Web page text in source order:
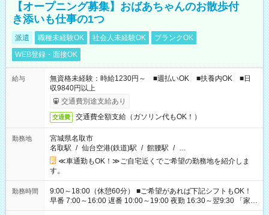
【オープニング募集】おばあちゃんのお散歩付
き添いも仕事の1つ
派遣 職種未経験OK 社会人未経験OK
ブランクOK
WEB登録・面接OK
給与
無資格未経験：時給1230円～ ■週払いOK ■扶養内OK ■日
収9840円以上
交通費別途支給あり
交通費 交通費全額支給（ガソリン代もOK！）
勤務地
宮城県名取市
名取駅 / 仙台空港(鉄道)駅 / 館腰駅 / …
≪車通勤もOK！≫ご自宅近くでご希望の勤務地を紹介しま
す。
勤務時間
9:00～18:00（休憩60分） ■ご希望があれば下記シフトもOK！
早番 7:00～16:00 遅番 10:00～19:00 夜勤 16:30～翌9:30 「家族
と休みを合わせたい」 「余裕を持って夕飯の準備がしたい」